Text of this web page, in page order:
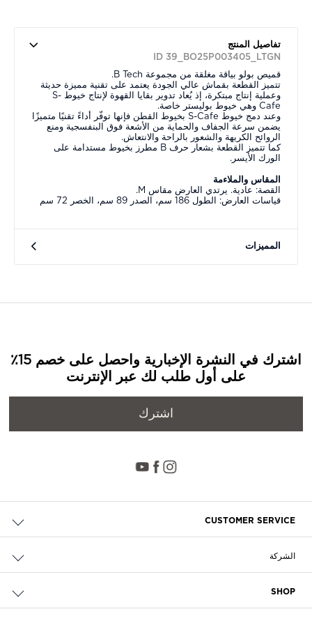
تفاصيل المنتج
ID 39_BO25P003405_LTGN
قميص بولو بياقة مغلقة من مجموعة B Tech.
تتميز القطعة بقماش عالي الجودة يعتمد على تقنية مميزة حديثة
وعملية إنتاج مبتكرة، إذ يُعاد تدوير بقايا القهوة لإنتاج خيوط S-
Cafe وهي خيوط بوليستر خاصة.
وعند دمج خيوط S-Cafe بخيوط القطن فإنها توفّر أداءً تقنيًا متميزًا
يضمن سرعة الجفاف والحماية من الأشعة فوق البنفسجية ومنع
الروائح الكريهة والشعور بالراحة والانتعاش.
كما تتميز القطعة بشعار حرف B مطرز بخيوط مستدامة على
الورك الأيسر.
المقاس والملاءمة
القصة: عادية. يرتدي العارض مقاس M.
قياسات العارض: الطول 186 سم، الصدر 89 سم، الخصر 72 سم
المميزات
اشترك في النشرة الإخبارية واحصل على خصم 15٪
على أول طلب لك عبر الإنترنت
اشترك
CUSTOMER SERVICE
الدفع
إرجاع مجاني
الشركة
SHOP